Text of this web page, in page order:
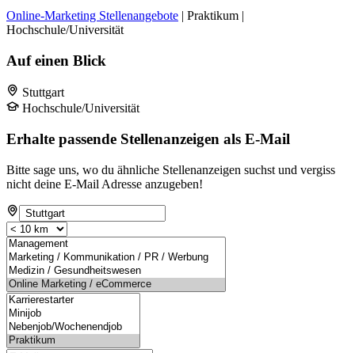
Online-Marketing Stellenangebote | Praktikum |
Hochschule/Universität
Auf einen Blick
Stuttgart
Hochschule/Universität
Erhalte passende Stellenanzeigen als E-Mail
Bitte sage uns, wo du ähnliche Stellenanzeigen suchst und vergiss
nicht deine E-Mail Adresse anzugeben!